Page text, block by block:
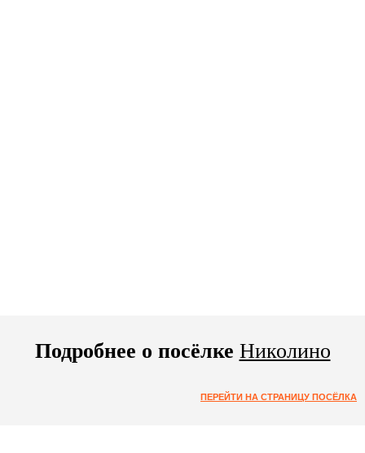
Подробнее о посёлке Николино
ПЕРЕЙТИ НА СТРАНИЦУ ПОСЁЛКА